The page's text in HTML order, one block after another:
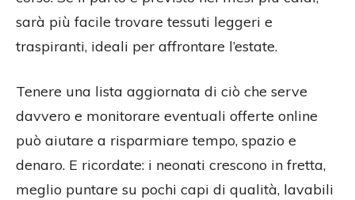
sarà più facile trovare tessuti leggeri e
traspiranti, ideali per affrontare l’estate.
Tenere una lista aggiornata di ciò che serve
davvero e monitorare eventuali offerte online
può aiutare a risparmiare tempo, spazio e
denaro. E ricordate: i neonati crescono in fretta,
meglio puntare su pochi capi di qualità, lavabili